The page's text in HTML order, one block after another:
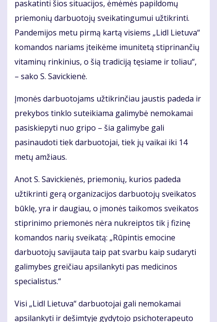
paskatinti šios situacijos, ėmėmės papildomų
priemonių darbuotojų sveikatingumui užtikrinti.
Pandemijos metu pirmą kartą visiems „Lidl Lietuva“
komandos nariams įteikėme imunitetą stiprinančių
vitaminų rinkinius, o šią tradiciją tęsiame ir toliau“,
– sako S. Savickienė.
Įmonės darbuotojams užtikrinčiau jaustis padeda ir
prekybos tinklo suteikiama galimybė nemokamai
pasiskiepyti nuo gripo – šia galimybe gali
pasinaudoti tiek darbuotojai, tiek jų vaikai iki 14
metų amžiaus.
Anot S. Savickienės, priemonių, kurios padeda
užtikrinti gerą organizacijos darbuotojų sveikatos
būklę, yra ir daugiau, o įmonės taikomos sveikatos
stiprinimo priemonės nėra nukreiptos tik į fizinę
komandos narių sveikatą: „Rūpintis emocine
darbuotojų savijauta taip pat svarbu kaip sudaryti
galimybes greičiau apsilankyti pas medicinos
specialistus.“
Visi „Lidl Lietuva“ darbuotojai gali nemokamai
apsilankyti ir dešimtyje gydytojo psichoterapeuto